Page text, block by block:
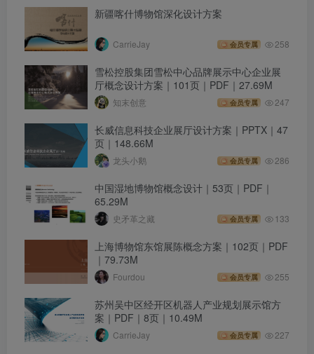
新疆喀什博物馆深化设计方案
CarrieJay 会员专属 258
雪松控股集团雪松中心品牌展示中心企业展
厅概念设计方案｜101页｜PDF｜27.69M
知末创意 会员专属 247
长威信息科技企业展厅设计方案｜PPTX｜47
页｜148.66M
龙头小鹅 会员专属 286
中国湿地博物馆概念设计｜53页｜PDF｜
65.29M
史矛革之藏 会员专属 133
上海博物馆东馆展陈概念方案｜102页｜PDF
｜79.73M
Fourdou 会员专属 255
苏州吴中区经开区机器人产业规划展示馆方
案｜PDF｜8页｜10.49M
CarrieJay 会员专属 227